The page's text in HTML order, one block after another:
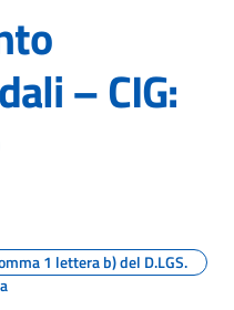
– CIG:
1 lettera b) del D.LGS.